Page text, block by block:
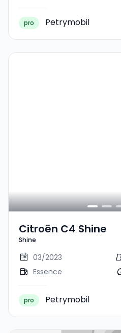
pro Petrymobil
Citroën C4 Shine
Shine
03/2023
Essence
pro Petrymobil